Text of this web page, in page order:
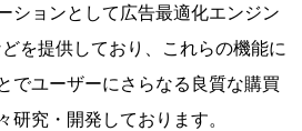
ションとして広告最適化エンジン
どを提供しており、これらの機能に
でユーザーにさらなる良質な購買
究・開発しております。